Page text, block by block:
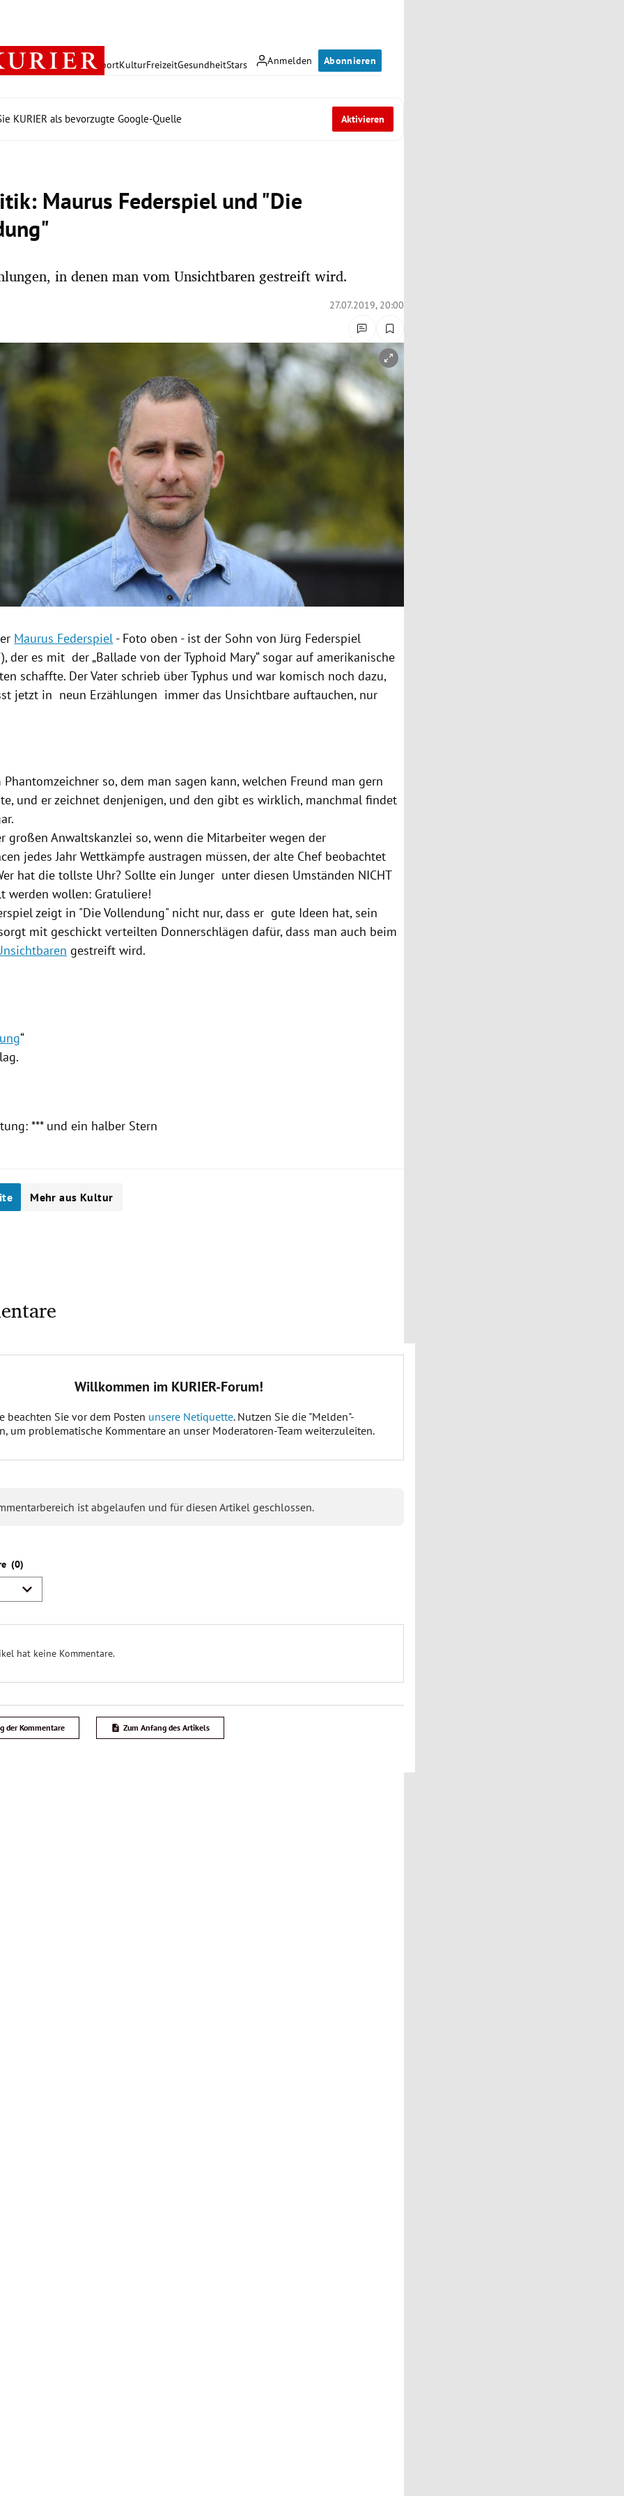
Anmelden Abonnieren
PolitikWirtschaft SportKulturFreizeitGesundheitStars
KURIER als bevorzugte Google-Quelle Aktivieren
Maurus Federspiel und "Die
in denen man vom Unsichtbaren gestreift wird.
27.07.2019, 20:00
öffnen/schließen
Maurus Federspiel - Foto oben - ist der Sohn vonJürg Federspiel
der es mit der „Ballade von derTyphoid Mary“ sogar auf amerikanische
schaffte. Der Vater schrieb über Typhus und war komisch noch dazu,
jetzt in neun Erzählungen immer das Unsichtbare auftauchen, nur
so, dem man sagen kann, welchen Freund man gern
und er zeichnet denjenigen, und den gibt es wirklich, manchmal findet
großen Anwaltskanzlei so, wenn die Mitarbeiter wegen der
jedes Jahr Wettkämpfe austragen müssen, der alte Chef beobachtet
hat die tollste Uhr? Sollte ein Junger unter diesen Umständen NICHT
werden wollen: Gratuliere!
zeigt in "DieVollendung" nicht nur, dass er gute Ideen hat, sein
mit geschickt verteilten Donnerschlägen dafür, dass man auch beim
gestreift wird.
“
*** und ein halber Stern
Mehr aus Kultur